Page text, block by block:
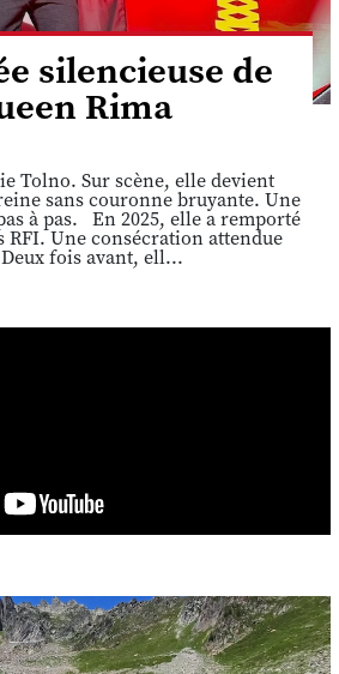
silencieuse de
Rima
Tolno. Sur scène, elle devient
sans couronne bruyante. Une
à pas. En 2025, elle a remporté
RFI. Une consécration attendue
fois avant, ell...